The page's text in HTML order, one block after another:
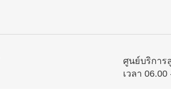
ศูนย์บริการ
เวลา